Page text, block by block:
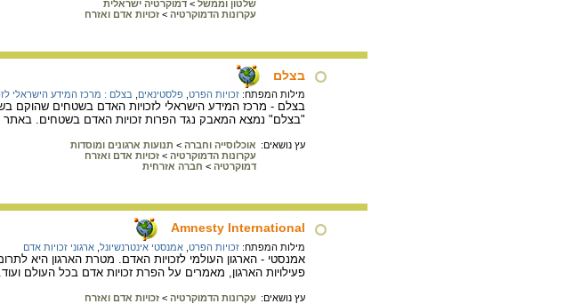
שלטון וממשל > דמוקרטיה ישראלית
עקרונות הדמוקרטיה > זכויות אדם ואזרח
בצלם
מילות המפתח: זכויות הפרט פלסטינאים בצלם : מרכז המידע הישראלי
"בצלם" נמצא המאבק נגד הפרות זכויות האדם בשטחים. באתר
עץ נושאים: אוכלוסייה וחברה > תנועות ארגונים ומוסדות
עקרונות הדמוקרטיה > זכויות אדם ואזרח
דמוקרטיה > חברה אזרחית
Amnesty International
מילות המפתח: זכויות הפרט אמנסטי אינטרנשיונל ארגוני זכויות אדם
אמנסטי - הארגון העולמי לזכויות האדם. מטרת הארגון היא
פעילויות הארגון, מאמרים על הפרת זכויות אדם בכל העולם ועוד.
עץ נושאים: עקרונות הדמוקרטיה > זכויות אדם ואזרח